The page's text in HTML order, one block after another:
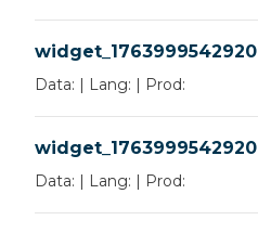
widget_1763999542920
Data: Lang: Prod:
widget_1763999542920
Data: Lang: Prod: